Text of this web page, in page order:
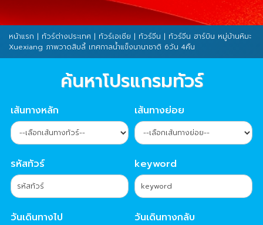
หน้าแรก | ทัวร์ต่างประเทศ | ทัวร์เอเชีย | ทัวร์จีน | ทัวร์จีน ฮาร์บิน หมู่บ้านหิมะ
Xuexiang ภาพวาดสิบลี้ เทศกาลน้ำแข็งนานาชาติ 6วัน 4คืน
ค้นหาโปรแกรมทัวร์
เส้นทางหลัก เส้นทางย่อย
รหัสทัวร์ keyword
วันเดินทางไป วันเดินทางกลับ